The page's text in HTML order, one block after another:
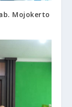
Mojokerto